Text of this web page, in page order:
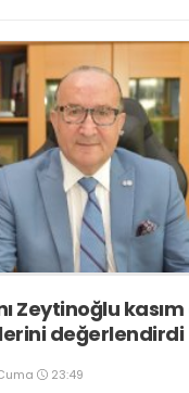
Zeytinoğlu kasım
değerlendirdi
23:49